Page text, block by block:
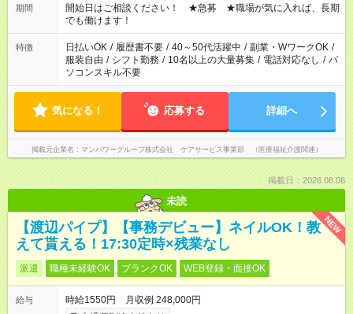
ん ※法令に基づき、週20時間以上勤務は社会保険への加入対象
となります ※労働者派遣法（日雇い派遣の原則禁止）により、
短時間・短期間の就業はご案内が難しい場合があります
期間
開始日はご相談ください！ ★急募 ★職場が気に入れば、長期
でも働けます！
特徴 日払いOK / 履歴書不要 / 40～50代活躍中 / 副業・WワークOK /
服装自由 / シフト勤務 / 10名以上の大量募集 / 電話対応なし / パ
ソコンスキル不要
気になる！ 応募する 詳細へ
掲載元企業名 マンパワーグループ株式会社 ケアサービス事業部 （医療福祉介護関連）
掲載日：2026.08.06
未読
NEW
【渡辺パイプ】【事務デビュー】ネイルOK！教
えて貰える！17:30定時×残業なし
派遣 職種未経験OK ブランクOK WEB登録・面接OK
給与
時給1550円 月収例 248,000円